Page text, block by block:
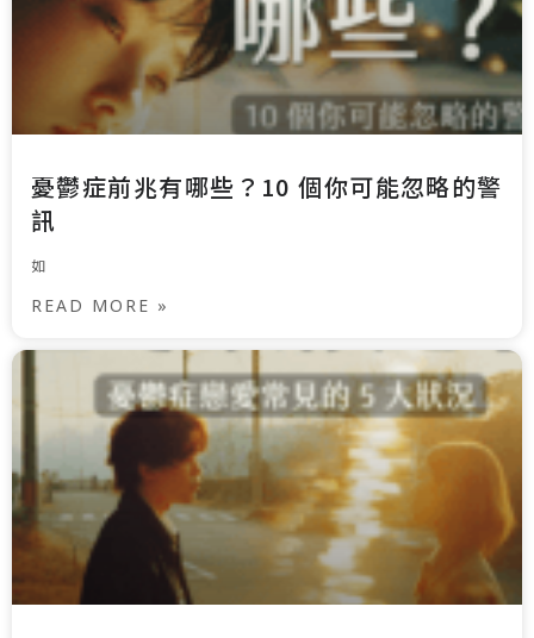
憂鬱症前兆有哪些？10 個你可能忽略的警
訊
如
READ MORE »